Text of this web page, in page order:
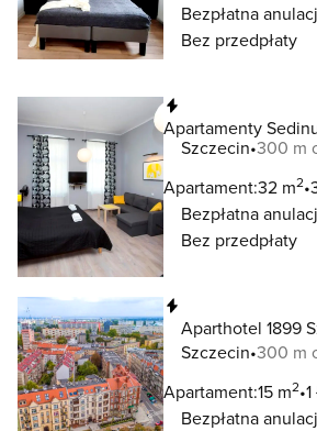
Bezpłatna
Bez przedpłaty
Apartamenty
Szczecin 300 m
Apartament:32 m2
Bezpłatna
Bez przedpłaty
Aparthotel 1899
Szczecin 300 m
Apartament:15 m2
Bezpłatna